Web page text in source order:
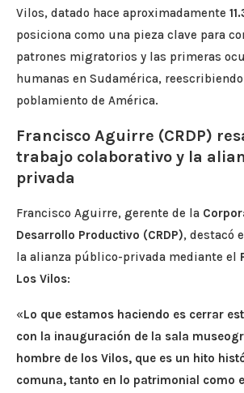
Vilos, datado hace aproximadamente
posiciona como una pieza clave para
patrones migratorios y las primeras
humanas en Sudamérica,
poblamiento de América.
Francisco Aguirre (CRDP)
trabajo colaborativo y la
privada
Francisco Aguirre, gerente de la
Desarrollo Productivo (CRDP), destacó
la alianza público-privada mediante el
Los Vilos:
«Lo que estamos haciendo es cerrar
con la inauguración de la sala
hombre de los Vilos, que es un hito
comuna, tanto en lo patrimonial como